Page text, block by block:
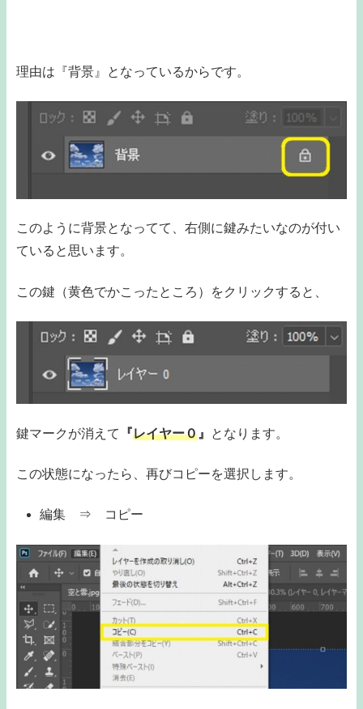
理由は『背景』となっているからです。
このように背景となってて、右側に鍵みたいなのが付い
ていると思います。
この鍵（黄色でかこったところ）をクリックすると、
鍵マークが消えて 『レイヤー０ 』 となります。
この状態になったら、再びコピーを選択します。
編集 ⇒ コピー